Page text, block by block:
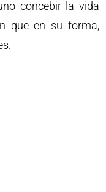
concebir la vida
que en su forma,